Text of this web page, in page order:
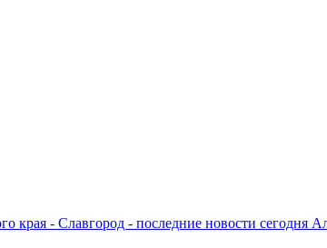
края - Славгород - последние новости сегодня